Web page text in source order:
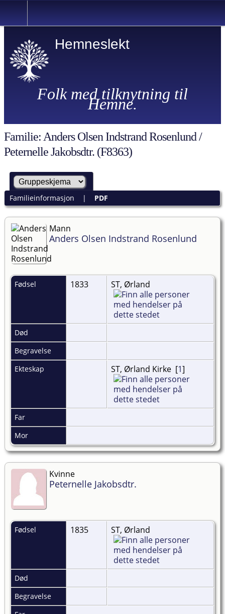
Hemneslekt
Folk med tilknytning til
Hemne.
Familie: Anders Olsen Indstrand Rosenlund /
Peternelle Jakobsdtr. (F8363)
Familieinformasjon | PDF
Mann
Anders Olsen Indstrand Rosenlund
Fødsel 1833 ST, Ørland
Død
Begravelse
Ekteskap
ST, Ørland Kirke [1]
Far
Mor
Kvinne
Peternelle Jakobsdtr.
Fødsel 1835 ST, Ørland
Død
Begravelse